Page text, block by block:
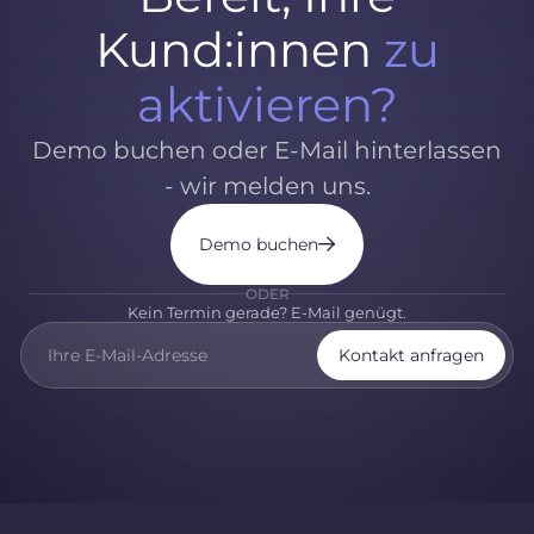
Kund:innen zu
aktivieren?
Demo buchen oder E-Mail hinterlassen
- wir melden uns.
Demo buchen
ODER
Kein Termin gerade? E-Mail genügt.
Kontakt anfragen